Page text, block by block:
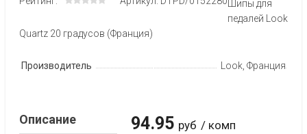
Шипы для
педалей Look
Quartz 20 градусов (Франция)
Производитель Look, Франция
94.95 руб / комп
Описание